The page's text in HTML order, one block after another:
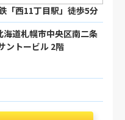
「西11丁目駅」徒歩5分
海道札幌市中央区南二条
ントービル 2階